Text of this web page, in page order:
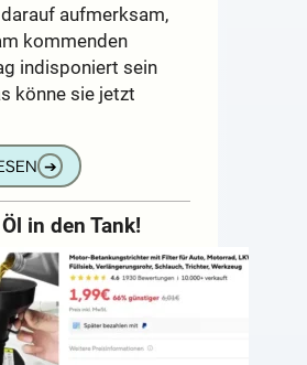
aufmerksam,
kommenden
indisponiert sein
könne sie jetzt
➔
in den Tank!